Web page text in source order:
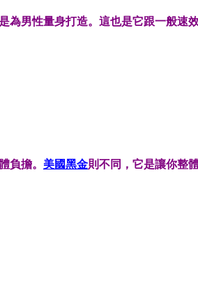
男性量身打造。這也是它跟一般速
負擔。 美國黑金則不同，它是讓你整